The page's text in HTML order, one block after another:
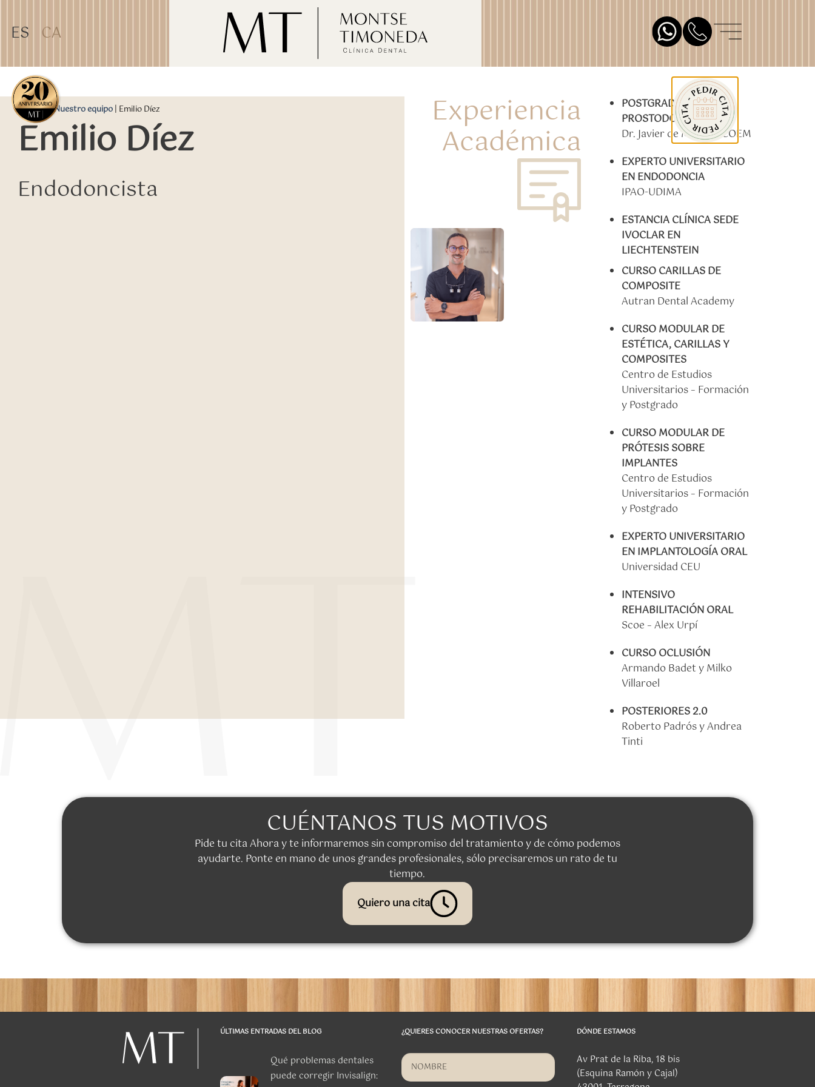
ES CA
Portada|Nuestro equipo| Emilio Díez
Emilio Díez
Endodoncista
Experiencia
Académica
POSTGRADO EN
PROSTODONCIA
Dr. Javier de Miguel – COEM
EXPERTO UNIVERSITARIO
EN ENDODONCIA
IPAO-UDIMA
ESTANCIA CLÍNICA SEDE
IVOCLAR EN
LIECHTENSTEIN
CURSO CARILLAS DE
COMPOSITE
Autran Dental Academy
CURSO MODULAR DE
ESTÉTICA, CARILLAS Y
COMPOSITES
Centro de Estudios
Universitarios – Formación
y Postgrado
CURSO MODULAR DE
PRÓTESIS SOBRE
IMPLANTES
Centro de Estudios
Universitarios – Formación
y Postgrado
EXPERTO UNIVERSITARIO
EN IMPLANTOLOGÍA ORAL
Universidad CEU
INTENSIVO
REHABILITACIÓN ORAL
Scoe – Alex Urpí
CURSO OCLUSIÓN
Armando Badet y Milko
Villaroel
POSTERIORES 2.0
Roberto Padrós y Andrea
Tinti
CUÉNTANOS TUS MOTIVOS
Pide tu cita Ahora y te informaremos sin compromiso del tratamiento y de cómo podemos
ayudarte. Ponte en mano de unos grandes profesionales, sólo precisaremos un rato de tu
tiempo.
Quiero una cita
ÚLTIMAS ENTRADAS DEL BLOG
Qué problemas dentales
puede corregir Invisalign:
¿QUIERES CONOCER NUESTRAS OFERTAS? DÓNDE ESTAMOS
Av Prat de la Riba, 18 bis
(Esquina Ramón y Cajal)